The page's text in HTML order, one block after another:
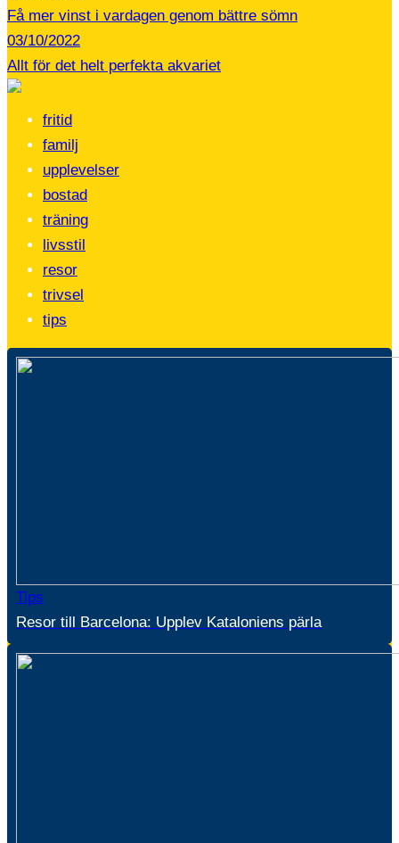
Få mer vinst i vardagen genom bättre sömn
03/10/2022
Allt för det helt perfekta akvariet
fritid
familj
upplevelser
bostad
träning
livsstil
resor
trivsel
tips
Tips
Resor till Barcelona: Upplev Kataloniens pärla